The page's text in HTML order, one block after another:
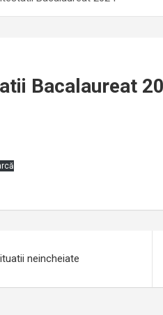
Bacalaureat
neincheiate